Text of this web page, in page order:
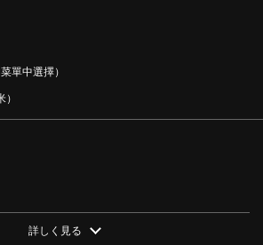
單中選擇）
/ 巨峰酸 / 萊姆酸 / 檸檬酸 / 蘋果酸 / 葡萄柚酸 / 烏龍
詳しく見る
】無限暢飲套餐11道菜4,818日圓（含